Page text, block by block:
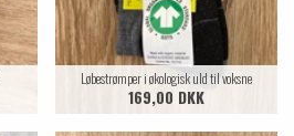
Løbestrømper i økologisk uld til voksne
169,00 DKK